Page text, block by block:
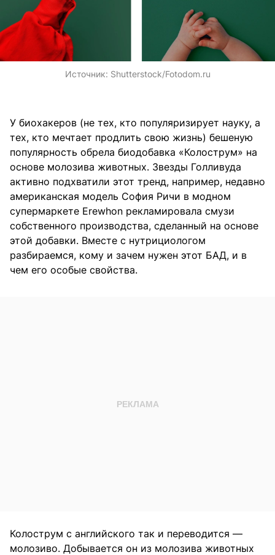
Источник: Shutterstock/Fotodom.ru
У биохакеров (не тех, кто популяризирует науку, а
тех, кто мечтает продлить свою жизнь) бешеную
популярность обрела биодобавка «Колострум» на
основе молозива животных. Звезды Голливуда
активно подхватили этот тренд, например, недавно
американская модель София Ричи в модном
супермаркете Erewhon рекламировала смузи
собственного производства, сделанный на основе
этой добавки. Вместе с нутрициологом
разбираемся, кому и зачем нужен этот БАД, и в
чем его особые свойства.
Колострум с английского так и переводится —
молозиво. Добывается он из молозива животных